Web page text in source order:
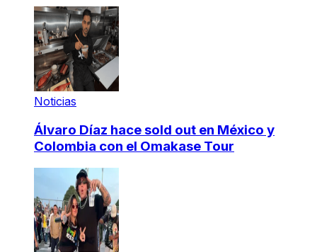
Noticias
Álvaro Díaz hace sold out en México y
Colombia con el Omakase Tour